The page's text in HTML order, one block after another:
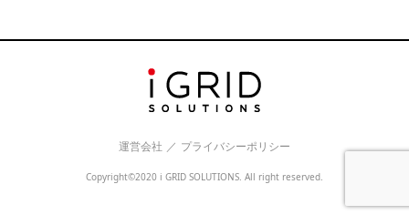
運営会社 ／ プライバシーポリシー
Copyright©2020 i GRID SOLUTIONS. All right reserved.